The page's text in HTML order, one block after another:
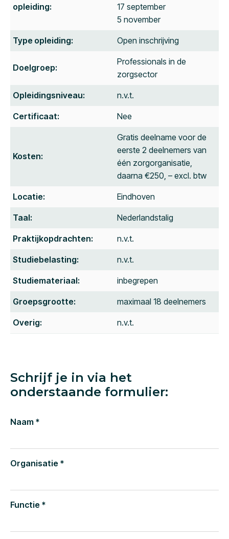
opleiding:
17 september
5 november
Type opleiding: Open inschrijving
Doelgroep:
Professionals in de
zorgsector
Opleidingsniveau: n.v.t.
Certificaat: Nee
Kosten:
Gratis deelname voor de
eerste 2 deelnemers van
één zorgorganisatie,
daarna €250, – excl. btw
Locatie: Eindhoven
Taal: Nederlandstalig
Praktijkopdrachten: n.v.t.
Studiebelasting: n.v.t.
Studiemateriaal: inbegrepen
Groepsgrootte: maximaal 18 deelnemers
Overig: n.v.t.
Schrijf je in via het
onderstaande formulier:
Naam *
Organisatie *
Functie *